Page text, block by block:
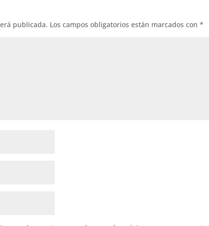
publicada. Los campos obligatorios están marcados con*